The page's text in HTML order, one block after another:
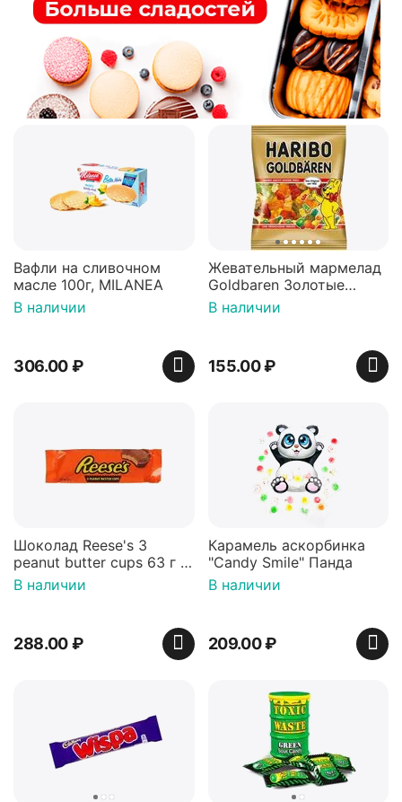
Вафли на сливочном
масле 100г, MILANEA
В наличии
306.00₽
Жевательный мармелад
Goldbaren Золотые
мишки 100г, Германия
В наличии
155.00₽
Шоколад Reese's 3
peanut butter cups 63 г с
арахисовой пастой
В наличии
288.00₽
Карамель аскорбинка
"Candy Smile" Панда
В наличии
209.00₽